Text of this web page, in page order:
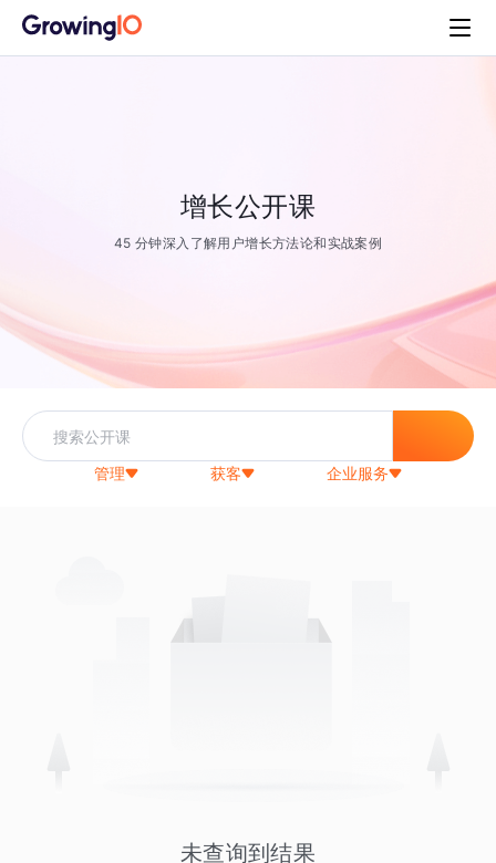
增长公开课
45 分钟深入了解用户增长方法论和实战案例
管理 获客 企业服务
未查询到结果